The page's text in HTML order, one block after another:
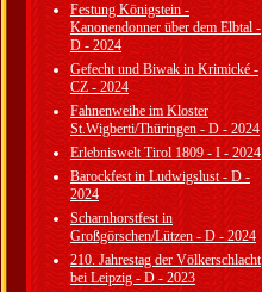
Festung Königstein -
Kanonendonner über dem Elbtal -
D - 2024
Gefecht und Biwak in Krimické -
CZ - 2024
Fahnenweihe im Kloster
St.Wigberti/Thüringen - D - 2024
Erlebniswelt Tirol 1809 - I - 2024
Barockfest in Ludwigslust - D -
2024
Scharnhorstfest in
Großgörschen/Lützen - D - 2024
210. Jahrestag der Völkerschlacht
bei Leipzig - D - 2023